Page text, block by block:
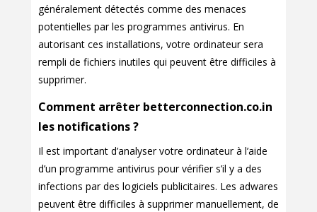
généralement détectés comme des menaces
potentielles par les programmes antivirus. En
autorisant ces installations, votre ordinateur sera
rempli de fichiers inutiles qui peuvent être difficiles à
supprimer.
Comment arrêter betterconnection.co.in
les notifications ?
Il est important d’analyser votre ordinateur à l’aide
d’un programme antivirus pour vérifier s’il y a des
infections par des logiciels publicitaires. Les adwares
peuvent être difficiles à supprimer manuellement, de